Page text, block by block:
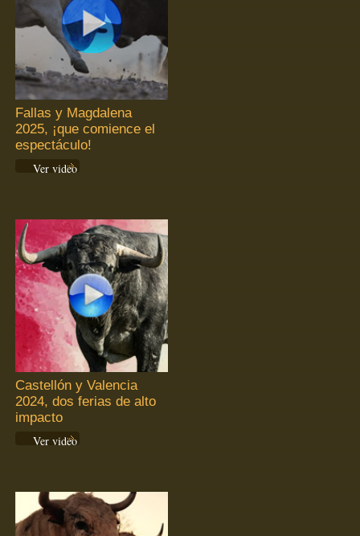
Fallas y Magdalena
2025, ¡que comience el
espectáculo!
Ver video
Castellón y Valencia
2024, dos ferias de alto
impacto
Ver video